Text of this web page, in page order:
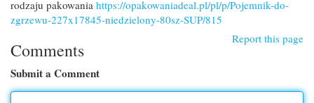
rodzaju pakowania https://opakowaniadeal.pl/pl/p/Pojemnik-do-
zgrzewu-227x17845-niedzielony-80sz-SUP/815
Report this page
Comments
Submit a Comment